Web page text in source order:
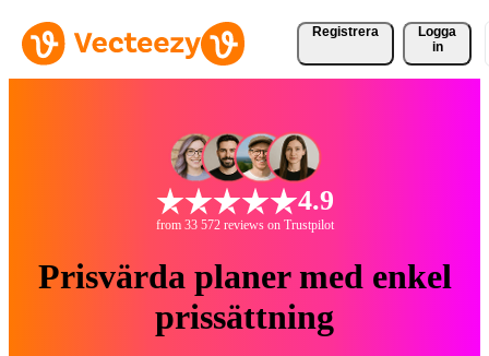
Registrera
Logga
in
4.9
from 33 572 reviews on Trustpilot
Prisvärda planer med enkel
prissättning